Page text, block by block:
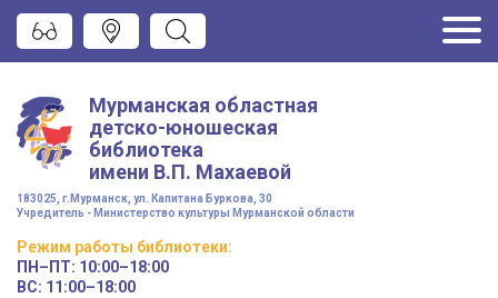
Мурманская областная
детско-юношеская
библиотека
имени В.П. Махаевой
183025, г.Мурманск, ул. Капитана Буркова, 30
Учредитель - Министерство культуры Мурманской области
Режим работы библиотеки:
ПН–ПТ: 10:00–18:00
ВС: 11:00–18:00